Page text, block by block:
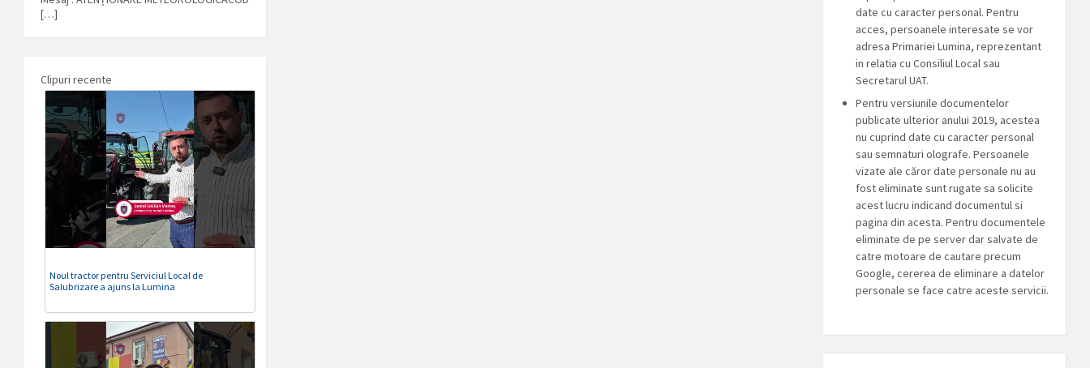
[…]
Clipuri recente
Noul tractor pentru Serviciul Local de
Salubrizare a ajuns la Lumina
date cu caracter personal. Pentru
acces, persoanele interesate se vor
adresa Primariei Lumina, reprezentant
in relatia cu Consiliul Local sau
Secretarul UAT.
Pentru versiunile documentelor
publicate ulterior anului 2019, acestea
nu cuprind date cu caracter personal
sau semnaturi olografe. Persoanele
vizate ale căror date personale nu au
fost eliminate sunt rugate sa solicite
acest lucru indicand documentul si
pagina din acesta. Pentru documentele
eliminate de pe server dar salvate de
catre motoare de cautare precum
Google, cererea de eliminare a datelor
personale se face catre aceste servicii.